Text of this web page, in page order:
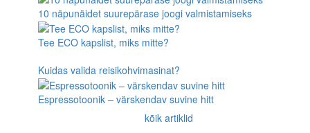
10 näpunäidet suurepärase joogi valmistamiseks
Tee ECO kapslist, miks mitte?
Kuidas valida reisikohvimasinat?
Espressotoonik – värskendav suvine hitt
kõik artiklid